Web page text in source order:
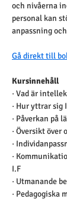
och nivåerna
personal kan
anpassning
Gå direkt till
Kursinnehåll
· Vad är
· Hur yttrar sig
· Påverkan på
· Översikt över
·
·
I.F
· Utmanande
· Pedagogiska